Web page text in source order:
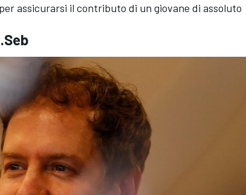
assicurarsi il contributo di un giovane di assoluto